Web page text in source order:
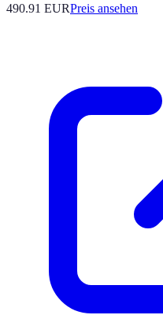
490.91 EURPreis ansehen